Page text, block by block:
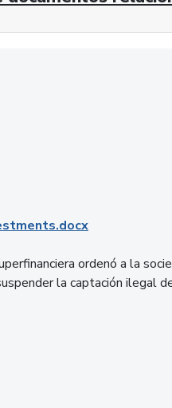
ordenó a la
la captación ilegal